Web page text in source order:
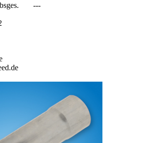
---